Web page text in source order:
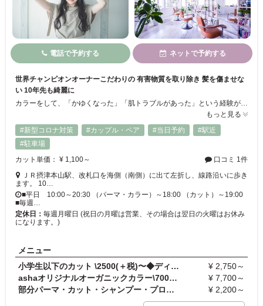
電話で予約する ネットで予約する
世界チャンピオンオーナーこだわりの 有害物質を取り除き 髪を傷ませな
い 10年先も綺麗に
カラーをして、「かゆくなった」「肌トラブルがあった」という経験がある方、多くいらっしゃいませんか？ 当店では、肌を痛める有害物質を取り除き、 「頭皮に優しい」カラーを提供しております！ カラー後には不要になるジアミン染料と薬剤を取り除くことにより、頭皮と髪の毛に残った薬剤が酸化することによって起こる頭皮の老化を抑えることができます。 「肌の弱い方」「髪に負担をかけたくない」 方にもおすす
もっと見る
#新型コロナ対策
#カップル・ペア #当日予約
#駅近
#駐車場
カット単価： ¥ 1,100～
口コミ 1件
ＪＲ摂津本山駅、改札口を海側（南側）に出て左折し、線路沿いに歩き
ます。 10…
■平日 10:00～20:30 （パーマ・カラー）～18:00 （カット）～19:00
■毎週…
定休日： 毎週月曜日 (祝日の月曜は営業、その場合は翌日の火曜はお休み
になります。)
メニュー
小学生以下のカット \2500(＋税)〜◆ディレクター指名…
¥ 2,750～
ashaオリジナルオーガニックカラー\7000(＋税)〜
¥ 7,700～
部分パーマ・カット・シャンプー・プロー別
¥ 2,200～